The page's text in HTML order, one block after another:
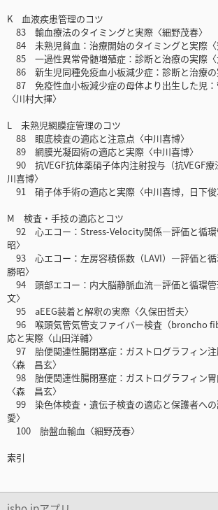
K 血液疾患管理のコツ
83 輸血療法のタイミングと実際〈細野茂春〉
84 未熟児貧血：治療開始のタイミングと実際〈
85 一過性異常骨髄増殖症：診断と治療の実際〈
86 新生児同種免疫血小板減少症：診断と治療の
87 免疫性血小板減少症の母体より出生した児
〈川村大揮〉
L 未熟児網膜症管理のコツ
88 眼底検査の適応と注意点〈中川喜博〉
89 網膜光凝固術の適応と実際〈中川喜博〉
90 抗VEGF抗体薬硝子体内注射投与（抗VEGF療
川喜博〉
91 硝子体手術の適応と実際〈中川喜博，日下俊
M 検査・手技の適応とコツ
92 心エコー：Stress-Velocity関係―評価と循環
昭〉
93 心エコー：左房容積係数（LAVI）―評価と循
勝昭〉
94 頭部エコー：内大脳静脈血流―評価と循環管
文〉
95 aEEG装着と解釈の実際〈久保田哲夫〉
96 喉頭気管気管支ファイバー検査（broncho
応と実際〈山田洋輔〉
97 胎便関連性腸閉塞症：ガストログラフィン
〈森 昌玄〉
98 胎便関連性腸閉塞症：ガストログラフィン
〈森 昌玄〉
99 染色体検査・遺伝子検査の適応と保護者へ
愛〉
100 胎盤血輸血〈細野茂春〉
索引